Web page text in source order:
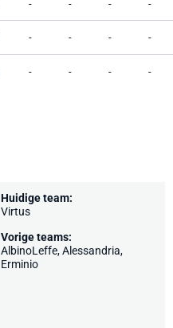
- - - -
- - - -
- - - -
Huidige team:
Virtus
Vorige teams:
AlbinoLeffe, Alessandria,
Erminio